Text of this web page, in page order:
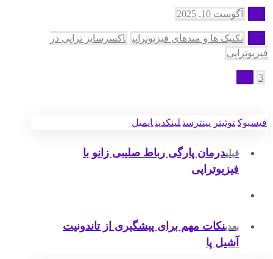
آگوست 10, 2025
تکنیک ها و متدهای فیزیوتراپی
اکسرسایز تراپی در
فیزیوتراپی
3
فیسبوک توئیتر پینترست لینکدین ایمیل
قبلیدرمان پارگی رباط صلیبی زانو با
فیزیوتراپی
بعدینکات مهم برای پیشگیری از تاندونیت
آشیل پا